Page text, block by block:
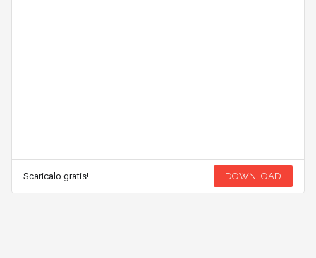
Scaricalo gratis! DOWNLOAD